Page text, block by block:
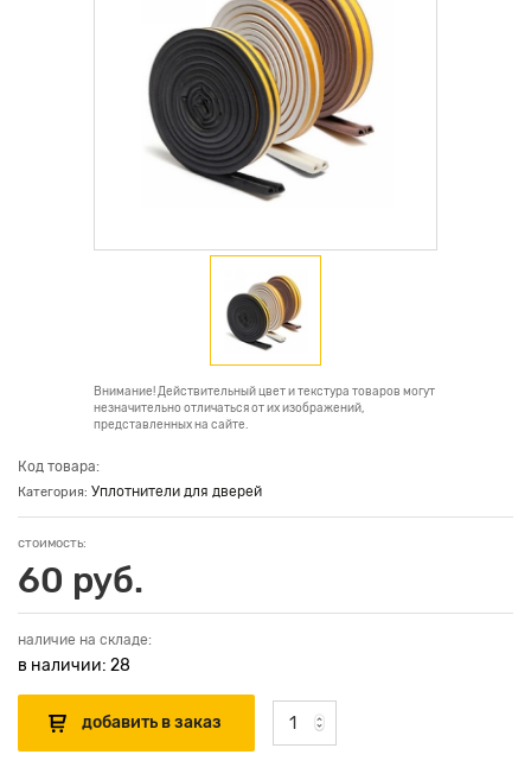
Внимание! Действительный цвет и текстура товаров могут
незначительно отличаться от их изображений,
представленных на сайте.
Код товара:
Категория: Уплотнители для дверей
стоимость:
60 руб.
наличие на складе:
в наличии: 28